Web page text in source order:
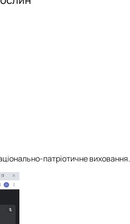
України
наше життя»
патріотичне виховання.